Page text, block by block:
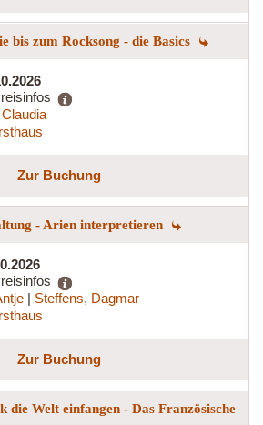
bis zum Rocksong - die Basics
Zur Buchung
- Arien interpretieren
| Steffens, Dagmar
Zur Buchung
die Welt einfangen - Das Französische